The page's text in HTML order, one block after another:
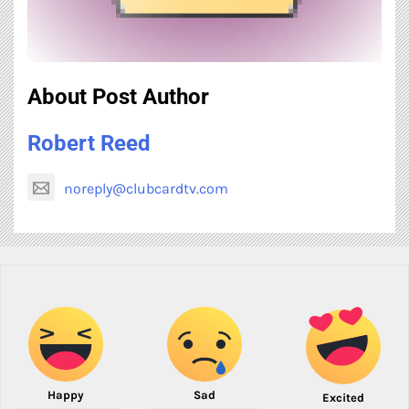
About Post Author
Robert Reed
noreply@clubcardtv.com
Happy Sad Excited